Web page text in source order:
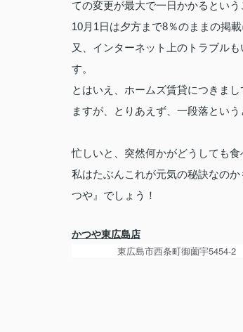
ての変更が最大で一日かかるという
10月1日は夕方まで8％のままの掲
又、インターネット上のトラブル
す。
とはいえ、ホームズ賃貸につきま
ますが、とりあえず、一段落という
忙しいと、突然何かがどうしても
私はたぶんこれが元気の秘訣なの
つや』でしょう！
かつや東広島店
東広島市西条町御薗宇5454-